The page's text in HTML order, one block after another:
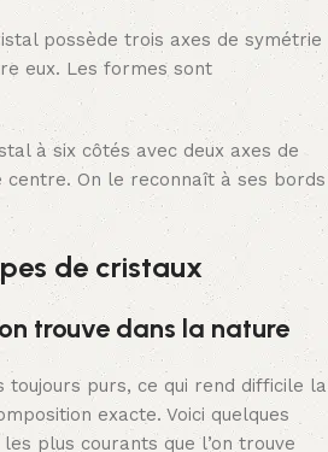
possède trois axes de symétrie
eux. Les formes sont
à six côtés avec deux axes de
On le reconnaît à ses bords
de cristaux
trouve dans la nature
toujours purs, ce qui rend difficile la
exacte. Voici quelques
plus courants que l’on trouve